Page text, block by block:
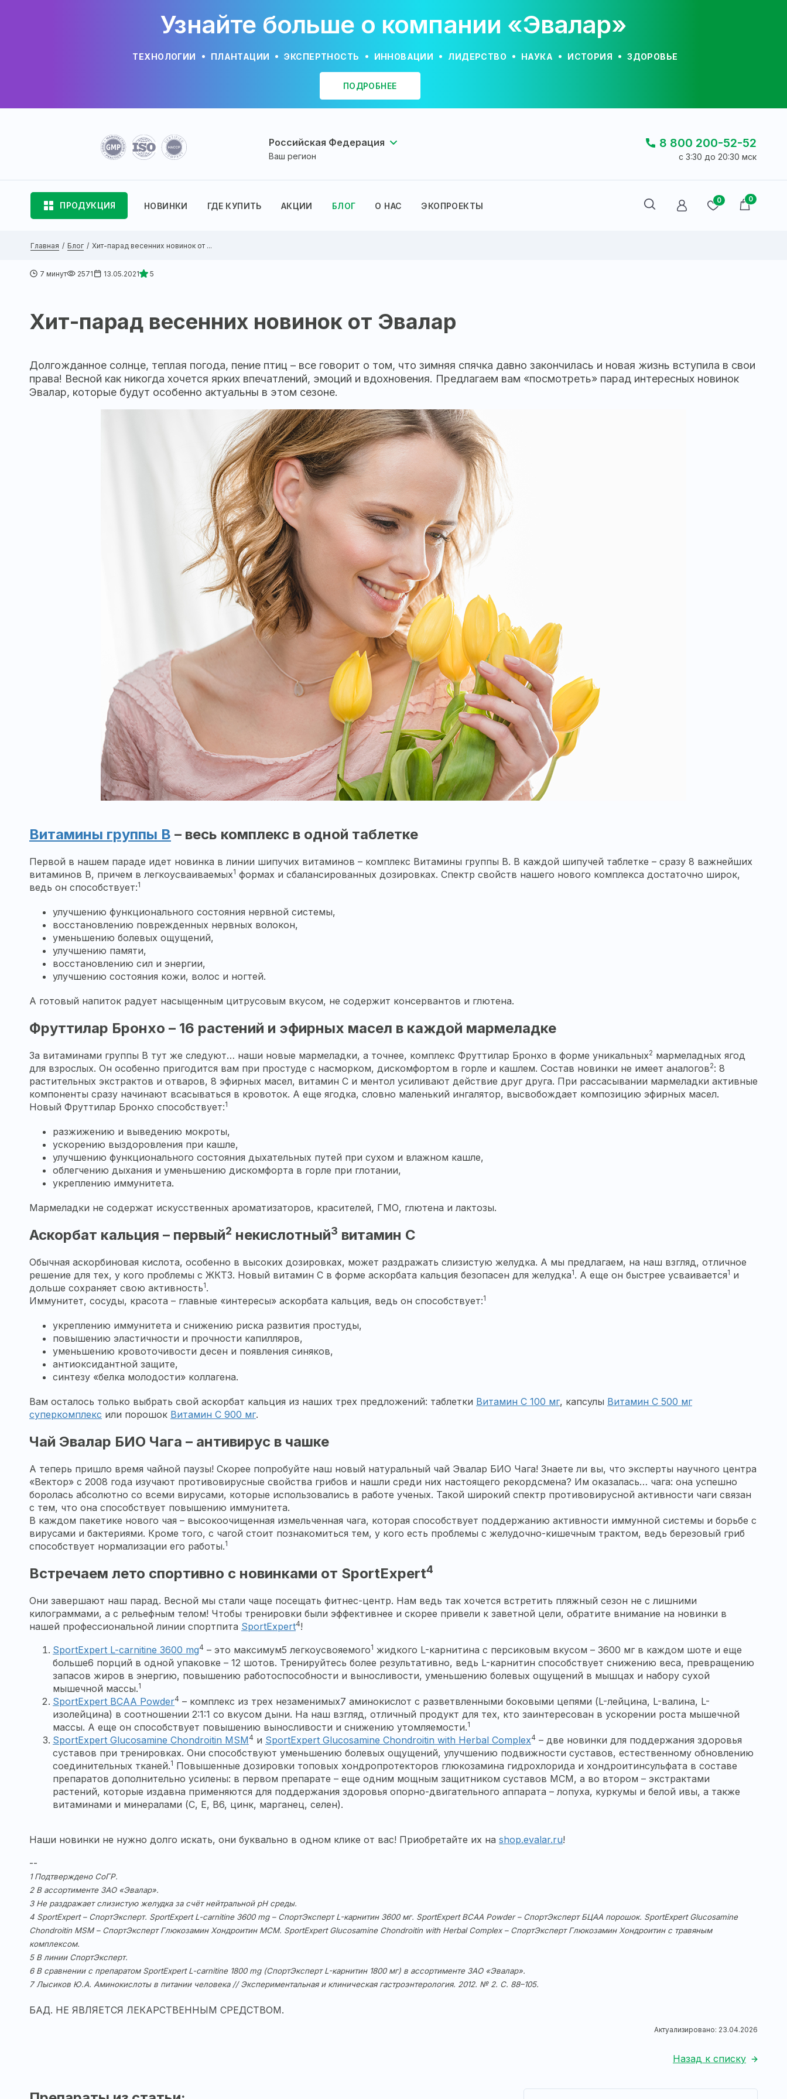
Узнайте больше о компании «Эвалар»
ТЕХНОЛОГИИ ПЛАНТАЦИИ ЭКСПЕРТНОСТЬ ИННОВАЦИИ ЛИДЕРСТВО НАУКА ИСТОРИЯ ЗДОРОВЬЕ
ПОДРОБНЕЕ
Российская Федерация
Ваш регион
8 800 200-52-52
c 3:30 до 20:30 мск
ПРОДУКЦИЯ НОВИНКИ ГДЕ КУПИТЬ АКЦИИ БЛОГ О НАС ЭКОПРОЕКТЫ
0 0
Главная Блог Хит-парад весенних новинок от ...
7 минут 2571 13.05.2021 5
Хит-парад весенних новинок от Эвалар
Долгожданное солнце, теплая погода, пение птиц – все говорит о том, что зимняя спячка давно закончилась и новая жизнь вступила в свои
права! Весной как никогда хочется ярких впечатлений, эмоций и вдохновения. Предлагаем вам «посмотреть» парад интересных новинок
Эвалар, которые будут особенно актуальны в этом сезоне.
Витамины группы В – весь комплекс в одной таблетке
Первой в нашем параде идет новинка в линии шипучих витаминов – комплекс Витамины группы В. В каждой шипучей таблетке – сразу 8 важнейших
витаминов В, причем в легкоусваиваемых1 формах и сбалансированных дозировках. Спектр свойств нашего нового комплекса достаточно широк,
ведь он способствует:1
улучшению функционального состояния нервной системы,
восстановлению поврежденных нервных волокон,
уменьшению болевых ощущений,
улучшению памяти,
восстановлению сил и энергии,
улучшению состояния кожи, волос и ногтей.
А готовый напиток радует насыщенным цитрусовым вкусом, не содержит консервантов и глютена.
Фруттилар Бронхо – 16 растений и эфирных масел в каждой мармеладке
За витаминами группы В тут же следуют… наши новые мармеладки, а точнее, комплекс Фруттилар Бронхо в форме уникальных2 мармеладных ягод
для взрослых. Он особенно пригодится вам при простуде с насморком, дискомфортом в горле и кашлем. Состав новинки не имеет аналогов2: 8
растительных экстрактов и отваров, 8 эфирных масел, витамин С и ментол усиливают действие друг друга. При рассасывании мармеладки активные
компоненты сразу начинают всасываться в кровоток. А еще ягодка, словно маленький ингалятор, высвобождает композицию эфирных масел.
Новый Фруттилар Бронхо способствует:1
разжижению и выведению мокроты,
ускорению выздоровления при кашле,
улучшению функционального состояния дыхательных путей при сухом и влажном кашле,
облегчению дыхания и уменьшению дискомфорта в горле при глотании,
укреплению иммунитета.
Мармеладки не содержат искусственных ароматизаторов, красителей, ГМО, глютена и лактозы.
Аскорбат кальция – первый2 некислотный3 витамин С
Обычная аскорбиновая кислота, особенно в высоких дозировках, может раздражать слизистую желудка. А мы предлагаем, на наш взгляд, отличное
решение для тех, у кого проблемы с ЖКТ3. Новый витамин С в форме аскорбата кальция безопасен для желудка1. А еще он быстрее усваивается1 и
дольше сохраняет свою активность1.
Иммунитет, сосуды, красота – главные «интересы» аскорбата кальция, ведь он способствует:1
укреплению иммунитета и снижению риска развития простуды,
повышению эластичности и прочности капилляров,
уменьшению кровоточивости десен и появления синяков,
антиоксидантной защите,
синтезу «белка молодости» коллагена.
Вам осталось только выбрать свой аскорбат кальция из наших трех предложений: таблетки Витамин С 100 мг, капсулы Витамин С 500 мг
суперкомплекс или порошок Витамин С 900 мг.
Чай Эвалар БИО Чага – антивирус в чашке
А теперь пришло время чайной паузы! Скорее попробуйте наш новый натуральный чай Эвалар БИО Чага! Знаете ли вы, что эксперты научного центра
«Вектор» с 2008 года изучают противовирусные свойства грибов и нашли среди них настоящего рекордсмена? Им оказалась… чага: она успешно
боролась абсолютно со всеми вирусами, которые использовались в работе ученых. Такой широкий спектр противовирусной активности чаги связан
с тем, что она способствует повышению иммунитета.
В каждом пакетике нового чая – высокоочищенная измельченная чага, которая способствует поддержанию активности иммунной системы и борьбе с
вирусами и бактериями. Кроме того, с чагой стоит познакомиться тем, у кого есть проблемы с желудочно-кишечным трактом, ведь березовый гриб
способствует нормализации его работы.1
Встречаем лето спортивно с новинками от SportExpert4
Они завершают наш парад. Весной мы стали чаще посещать фитнес-центр. Нам ведь так хочется встретить пляжный сезон не с лишними
килограммами, а с рельефным телом! Чтобы тренировки были эффективнее и скорее привели к заветной цели, обратите внимание на новинки в
нашей профессиональной линии спортпита SportExpert4!
SportExpert L-carnitine 3600 mg4 – это максимум5 легкоусвояемого1 жидкого L-карнитина с персиковым вкусом – 3600 мг в каждом шоте и еще
больше6 порций в одной упаковке – 12 шотов. Тренируйтесь более результативно, ведь L-карнитин способствует снижению веса, превращению
запасов жиров в энергию, повышению работоспособности и выносливости, уменьшению болевых ощущений в мышцах и набору сухой
мышечной массы.1
SportExpert BCAA Powder4 – комплекс из трех незаменимых7 аминокислот с разветвленными боковыми цепями (L-лейцина, L-валина, L-
изолейцина) в соотношении 2:1:1 со вкусом дыни. На наш взгляд, отличный продукт для тех, кто заинтересован в ускорении роста мышечной
массы. А еще он способствует повышению выносливости и снижению утомляемости.1
SportExpert Glucosamine Chondroitin MSM 4 и SportExpert Glucosamine Chondroitin with Herbal Complex4 – две новинки для поддержания здоровья
суставов при тренировках. Они способствуют уменьшению болевых ощущений, улучшению подвижности суставов, естественному обновлению
соединительных тканей.1 Повышенные дозировки топовых хондропротекторов глюкозамина гидрохлорида и хондроитинсульфата в составе
препаратов дополнительно усилены: в первом препарате – еще одним мощным защитником суставов МСМ, а во втором – экстрактами
растений, которые издавна применяются для поддержания здоровья опорно-двигательного аппарата – лопуха, куркумы и белой ивы, а также
витаминами и минералами (С, Е, В6, цинк, марганец, селен).
Наши новинки не нужно долго искать, они буквально в одном клике от вас! Приобретайте их на shop.evalar.ru!
--
1 Подтверждено СоГР.
2 В ассортименте ЗАО «Эвалар».
3 Не раздражает слизистую желудка за счёт нейтральной pH среды.
4 SportExpert – СпортЭксперт. SportExpert L-carnitine 3600 mg – СпортЭксперт L-карнитин 3600 мг. SportExpert BCAA Powder – СпортЭксперт БЦАА порошок. SportExpert Glucosamine
Chondroitin MSM – СпортЭксперт Глюкозамин Хондроитин МСМ. SportExpert Glucosamine Chondroitin with Herbal Complex – СпортЭксперт Глюкозамин Хондроитин с травяным
комплексом.
5 В линии СпортЭксперт.
6 В сравнении с препаратом SportExpert L-carnitine 1800 mg (СпортЭксперт L-карнитин 1800 мг) в ассортименте ЗАО «Эвалар».
7 Лысиков Ю.А. Аминокислоты в питании человека // Экспериментальная и клиническая гастроэнтерология. 2012. № 2. С. 88–105.
БАД. НЕ ЯВЛЯЕТСЯ ЛЕКАРСТВЕННЫМ СРЕДСТВОМ.
Актуализировано: 23.04.2026
Назад к списку